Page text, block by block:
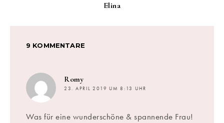
Elina
9 KOMMENTARE
Romy
23. APRIL 2019 UM 8:13 UHR
Was für eine wunderschöne & spannende Frau!